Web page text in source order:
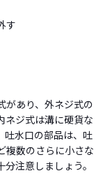
す
があり、外ネジ式の
ネジ式は溝に硬貨な
吐水口の部品は、吐
複数のさらに小さな
注意しましょう。